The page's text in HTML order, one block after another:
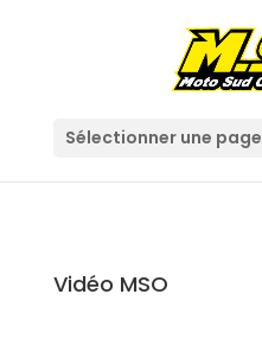
Sélectionner une page
Vidéo MSO